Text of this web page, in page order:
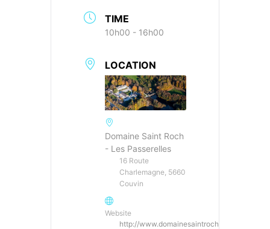
TIME
10h00 - 16h00
LOCATION
Domaine Saint Roch
- Les Passerelles
16 Route
Charlemagne, 5660
Couvin
Website
http://www.domainesaintroch.be